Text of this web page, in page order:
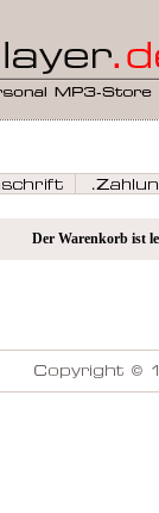
Der Warenkorb ist